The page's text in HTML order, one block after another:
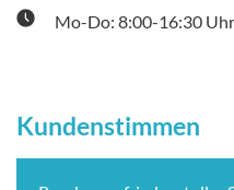
Mo-Do: 8:00-16:30
Kundenstimmen